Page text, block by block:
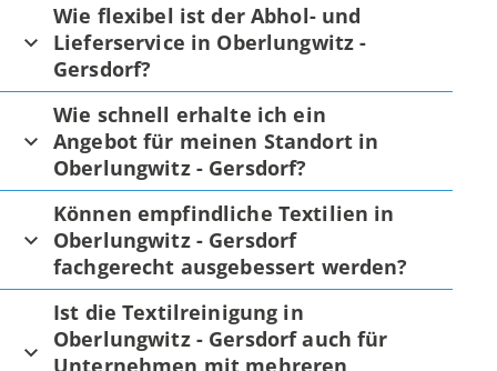
Wie flexibel ist der Abhol- und
Lieferservice in Oberlungwitz -
Gersdorf?
Wie schnell erhalte ich ein
Angebot für meinen Standort in
Oberlungwitz - Gersdorf?
Können empfindliche Textilien in
Oberlungwitz - Gersdorf
fachgerecht ausgebessert werden?
Ist die Textilreinigung in
Oberlungwitz - Gersdorf auch für
Unternehmen mit mehreren